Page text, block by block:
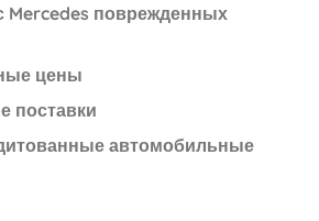
Mercedes поврежденных
цены
поставки
автомобильные